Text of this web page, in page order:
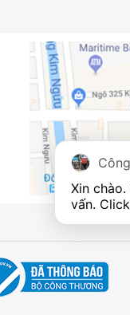
Xin
vấn.